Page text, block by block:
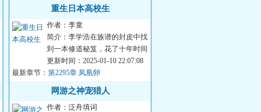
重生日本高校生
作者：李童
简介：李学浩在族谱的封皮中找
到一本修道秘笈，花了十年时间
终于筑基成功，不料急于求成之
下走火入魔，身...
更新时间：2025-01-10 22:07:08
最新章节： 第2295章 凤凰卵
网游之神宠猎人
作者：泛舟填词